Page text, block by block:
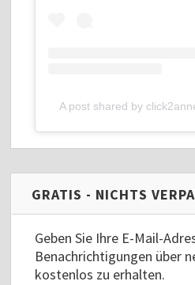
A post shared by
GRATIS - NICHTS
Geben Sie Ihre E-Mail-
Benachrichtigungen über
kostenlos zu erhalten.